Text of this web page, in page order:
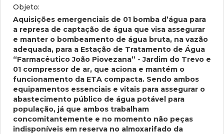
Objeto:
Aquisições emergenciais de 01 bomba d’água para
a represa de captação de água que visa assegurar
e manter o bombeamento de água bruta, na vazão
adequada, para a Estação de Tratamento de Água
“Farmacêutico João Piovezana” - Jardim do Trevo e
01 compressor de ar, que aciona e mantém o
funcionamento da ETA compacta. Sendo ambos
equipamentos essenciais e vitais para assegurar o
abastecimento público de água potável para
população, já que ambos trabalham
concomitantemente e no momento não peças
indisponíveis em reserva no almoxarifado da